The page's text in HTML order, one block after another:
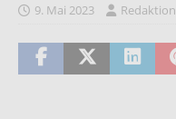
9. Mai 2023 Redaktion